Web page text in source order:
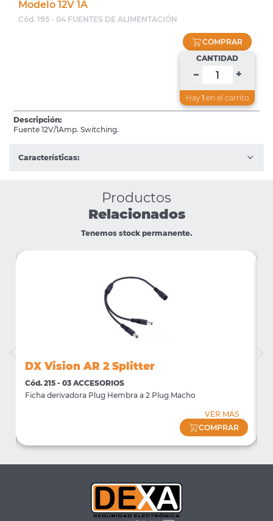
Modelo 12V 1A
Cód. 195 - 04 FUENTES DE ALIMENTACIÓN
COMPRAR
CANTIDAD
– +
Hay 1 en el carrito
Descripción:
Fuente 12V/1Amp. Switching.
Características:
Productos
Relacionados
Tenemos stock permanente.
DX Vision AR 2 Splitter
Cód. 215 - 03 ACCESORIOS
Ficha derivadora Plug Hembra a 2 Plug Macho
VER MÁS
COMPRAR